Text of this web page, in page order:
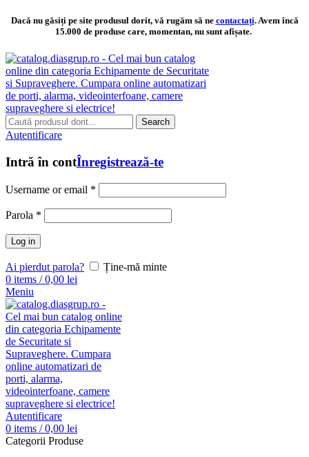
Dacă nu găsiți pe site produsul dorit, vă rugăm să ne contactați. Avem încă
15.000 de produse care, momentan, nu sunt afișate.
Search
Autentificare
Intră în contÎnregistrează-te
Username or email *
Parola *
Log in
Ai pierdut parola?
Ține-mă minte
0 items / 0,00 lei
Meniu
Autentificare
0 items / 0,00 lei
Categorii Produse